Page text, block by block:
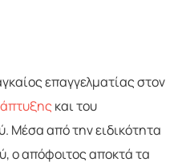
επαγγελματίας στον
και του
Μέσα από την ειδικότητα
ο απόφοιτος αποκτά τα